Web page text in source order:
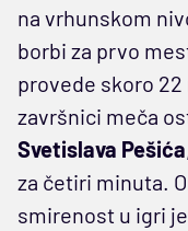
na vrhunskom
borbi za prvo
provede skoro 22
završnici meča
Svetislava Pešića
za četiri minuta.
smirenost u igri